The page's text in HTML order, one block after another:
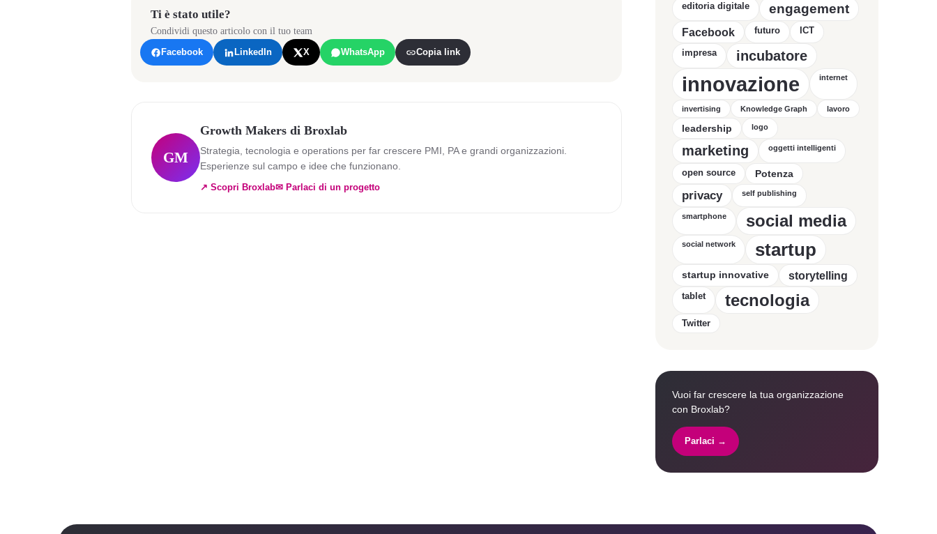
Ti è stato utile?
Condividi questo articolo con il tuo team
Facebook
LinkedIn X WhatsApp Copia link
GM
Growth Makers di Broxlab
Strategia, tecnologia e operations per far crescere PMI, PA e grandi organizzazioni.
Esperienze sul campo e idee che funzionano.
↗ Scopri Broxlab✉ Parlaci di un progetto
editoria digitale engagement
Facebook futuro ICT
impresa incubatore
innovazione internet
invertising Knowledge Graph lavoro
leadership logo
marketing oggetti intelligenti
open source Potenza
privacy self publishing
smartphone social media
social network startup
startup innovative storytelling
tablet tecnologia
Twitter
Vuoi far crescere la tua organizzazione
con Broxlab?
Parlaci →